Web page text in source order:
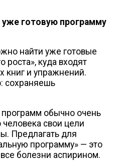
уже готовую программу
найти уже готовые
роста», куда входят
книг и упражнений.
сохраняешь
программ обычно очень
свои цели
Предлагать для
программу» — это
болезни аспирином.